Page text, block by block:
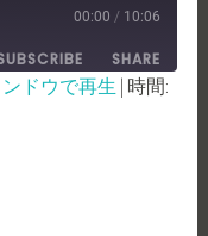
00:00 / 10:06
SHARE
ドウで再生 | 時間: